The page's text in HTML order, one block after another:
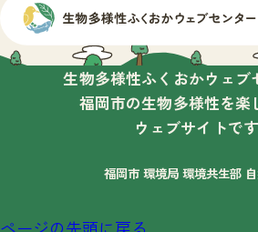
生物多様性ふくおかウェブ
福岡市の生物多様性を楽
ウェブサイトです
福岡市 環境局 環境共生部